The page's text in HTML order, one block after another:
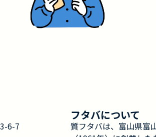
6-7
フタバについて
質フタバは、富山県富